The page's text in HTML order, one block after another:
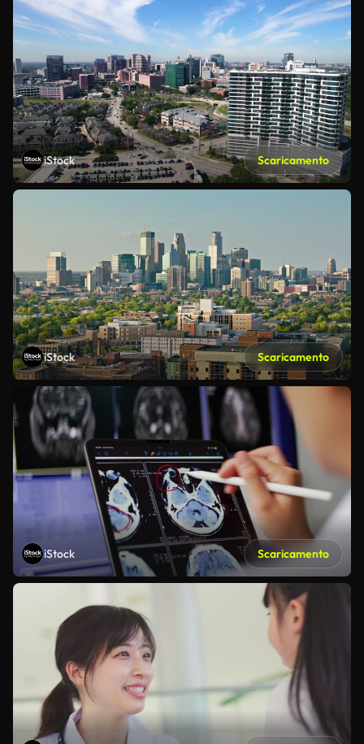
iStock Scaricamento
iStock Scaricamento
iStock Scaricamento